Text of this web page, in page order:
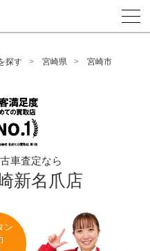
のCVボタン*/
探す 宮崎県
宮崎市
車査定なら
新名爪店
ン